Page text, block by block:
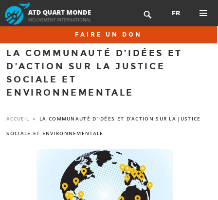
Aller
au
contenu
 FR
FAIRE UN DON
LA COMMUNAUTÉ D’IDÉES ET
D’ACTION SUR LA JUSTICE
SOCIALE ET
ENVIRONNEMENTALE
ACCUEIL » LA COMMUNAUTÉ D’IDÉES ET D’ACTION SUR LA JUSTICE
SOCIALE ET ENVIRONNEMENTALE